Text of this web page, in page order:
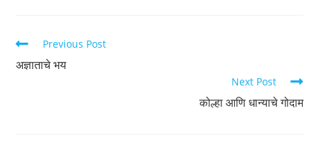
o
o
Previous Post
अज्ञाताचे भय
Next Post
कोल्हा आणि धान्याचे गोदाम